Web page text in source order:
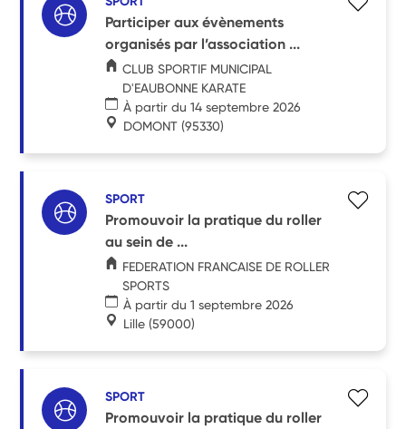
Participer aux évènements
organisés par l’association ...
CLUB SPORTIF MUNICIPAL
D'EAUBONNE KARATE
À partir du 14 septembre 2026
DOMONT (95330)
SPORT
Promouvoir la pratique du roller
au sein de ...
FEDERATION FRANCAISE DE ROLLER
SPORTS
À partir du 1 septembre 2026
Lille (59000)
SPORT
Promouvoir la pratique du roller